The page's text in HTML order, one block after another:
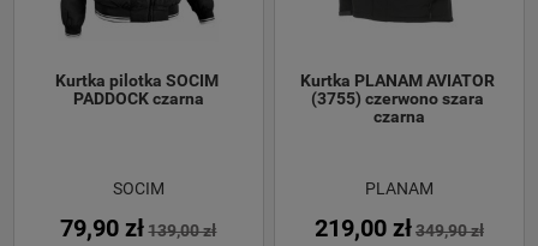
Kurtka pilotka SOCIM
PADDOCK czarna
SOCIM
79,90 zł 139,00 zł
Kurtka PLANAM AVIATOR
(3755) czerwono szara
czarna
PLANAM
219,00 zł349,90 zł